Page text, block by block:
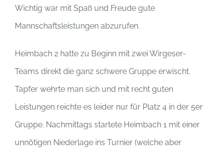
Wichtig war mit Spaß und Freude gute
Mannschaftsleistungen abzurufen.
Heimbach 2 hatte zu Beginn mit zwei Wirgeser-
Teams direkt die ganz schwere Gruppe erwischt.
Tapfer wehrte man sich und mit recht guten
Leistungen reichte es leider nur für Platz 4 in der 5er
Gruppe. Nachmittags startete Heimbach 1 mit einer
unnötigen Niederlage ins Turnier (welche aber